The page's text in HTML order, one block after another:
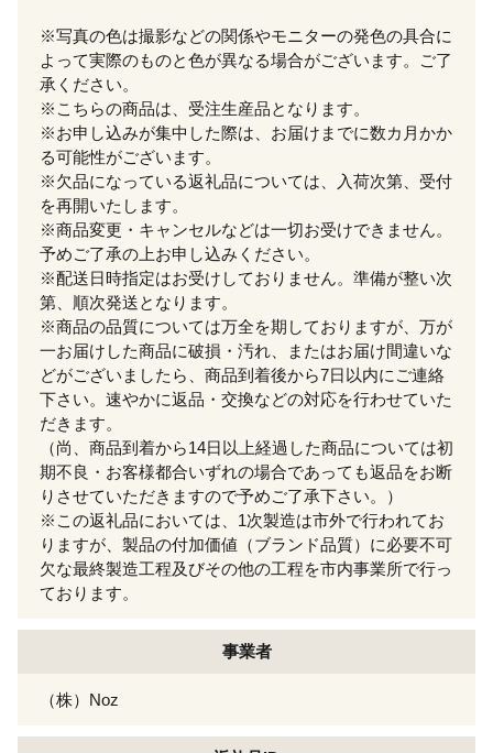
※写真の色は撮影などの関係やモニターの発色の具合に
よって実際のものと色が異なる場合がございます。ご了
承ください。
※こちらの商品は、受注生産品となります。
※お申し込みが集中した際は、お届けまでに数カ月かか
る可能性がございます。
※欠品になっている返礼品については、入荷次第、受付
を再開いたします。
※商品変更・キャンセルなどは一切お受けできません。
予めご了承の上お申し込みください。
※配送日時指定はお受けしておりません。準備が整い次
第、順次発送となります。
※商品の品質については万全を期しておりますが、万が
一お届けした商品に破損・汚れ、またはお届け間違いな
どがございましたら、商品到着後から7日以内にご連絡
下さい。速やかに返品・交換などの対応を行わせていた
だきます。
（尚、商品到着から14日以上経過した商品については初
期不良・お客様都合いずれの場合であっても返品をお断
りさせていただきますので予めご了承下さい。）
※この返礼品においては、1次製造は市外で行われてお
りますが、製品の付加価値（ブランド品質）に必要不可
欠な最終製造工程及びその他の工程を市内事業所で行っ
ております。
事業者
（株）Noz